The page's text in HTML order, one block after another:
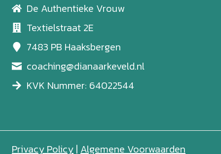
De Authentieke Vrouw
Textielstraat 2E
7483 PB Haaksbergen
coaching@dianaarkeveld.nl
KVK Nummer: 64022544
Privacy Policy | Algemene Voorwaarden